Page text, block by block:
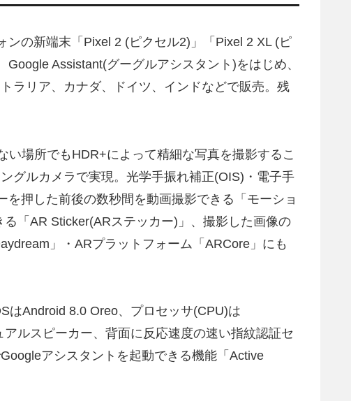
の新端末「Pixel 2 (ピクセル2)」「Pixel 2 XL (ピ
Assistant(グーグルアシスタント)をはじめ、
ラリア、カナダ、ドイツ、インドなどで販売。残
場所でもHDR+によって精細な写真を撮影するこ
グルカメラで実現。光学手振れ補正(OIS)・電子手
押した前後の数秒間を動画撮影できる「モーショ
「AR Sticker(ARステッカー)」、撮影した画像の
」・ARプラットフォーム「ARCore」にも
はAndroid 8.0 Oreo、プロセッサ(CPU)は
ルスピーカー、背面に反応速度の速い指紋認証セ
アシスタントを起動できる機能「Active